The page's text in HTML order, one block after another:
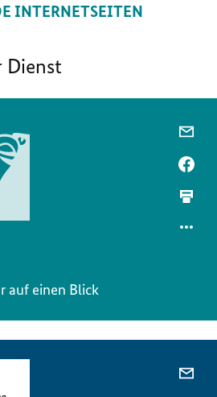
INTERNETSEITEN
auf einen Blick